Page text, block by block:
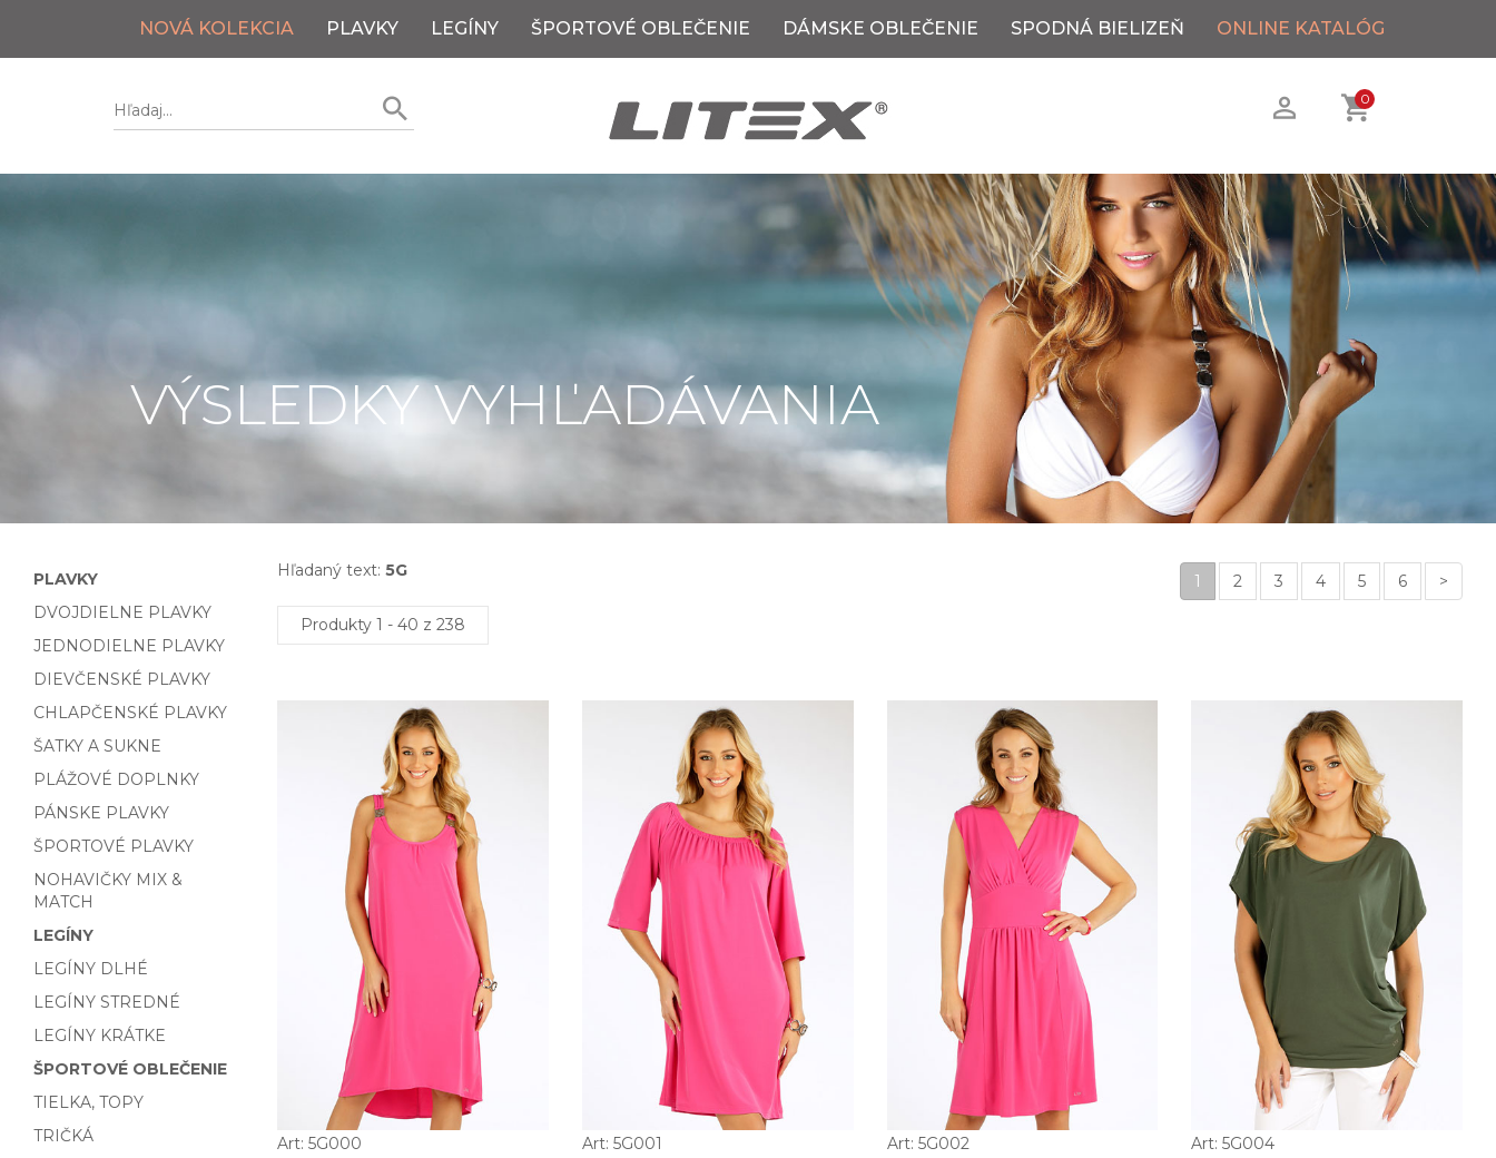
NOVÁ KOLEKCIA PLAVKY LEGÍNY ŠPORTOVÉ OBLEČENIE DÁMSKE OBLEČENIE SPODNÁ BIELIZEŇ ONLINE KATALÓG
0
VÝSLEDKY VYHĽADÁVANIA
PLAVKY
DVOJDIELNE PLAVKY
JEDNODIELNE PLAVKY
DIEVČENSKÉ PLAVKY
CHLAPČENSKÉ PLAVKY
ŠATKY A SUKNE
PLÁŽOVÉ DOPLNKY
PÁNSKE PLAVKY
ŠPORTOVÉ PLAVKY
NOHAVIČKY MIX &
MATCH
LEGÍNY
LEGÍNY DLHÉ
LEGÍNY STREDNÉ
LEGÍNY KRÁTKE
ŠPORTOVÉ OBLEČENIE
TIELKA, TOPY
TRIČKÁ
Hľadaný text: 5G
Produkty 1 - 40 z 238
1 2 3 4 5 6 >
Art: 5G000 Art: 5G001 Art: 5G002 Art: 5G004